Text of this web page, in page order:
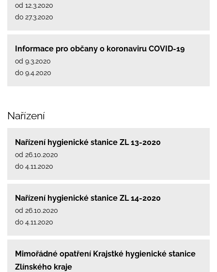
od 12.3.2020
do 27.3.2020
Informace pro občany o koronaviru COVID-19
od 9.3.2020
do 9.4.2020
Nařízení
Nařízení hygienické stanice ZL 13-2020
od 26.10.2020
do 4.11.2020
Nařízení hygienické stanice ZL 14-2020
od 26.10.2020
do 4.11.2020
Mimořádné opatření Krajstké hygienické stanice
Zlínského kraje